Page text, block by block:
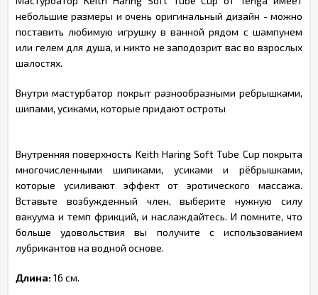
небольшие размеры и очень оригинальный дизайн - можно
поставить любимую игрушку в ванной рядом с шампунем
или гелем для душа, и никто не заподозрит вас во взрослых
шалостях.
Внутри мастурбатор покрыт разнообразными ребрышками,
шипами, усиками, которые придают остроты
Внутренняя поверхность Keith Haring Soft Tube Cup покрыта
многочисленными шипиками, усиками и рёбрышками,
которые усиливают эффект от эротического массажа.
Вставьте возбужденный член, выберите нужную силу
вакуума и темп фрикций, и наслаждайтесь. И помните, что
больше удовольствия вы получите с использованием
лубрикантов на водной основе.
Длина:16 см.